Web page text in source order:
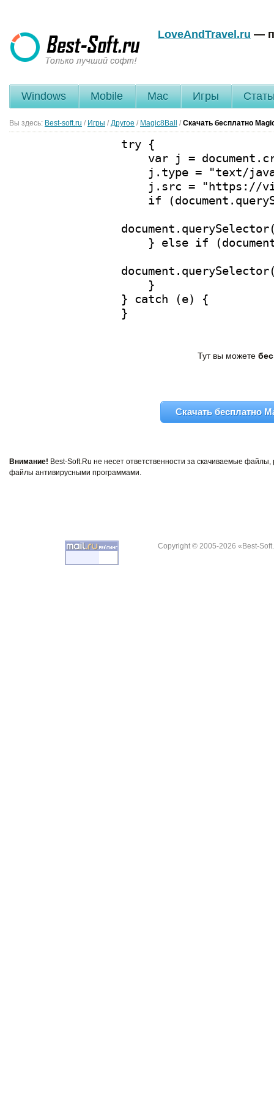
LoveAndTravel.ru —
Windows Mobile Mac Игры
Вы здесь: Best-soft.ru / Игры / Другое / Magic8Ball / Скачать бесплатно
Тут вы можете
Скачать бесплатно
Внимание! Best-Soft.Ru не несет ответственности за скачиваемые
файлы антивирусными программами.
Copyright © 2005-2026 «Best-